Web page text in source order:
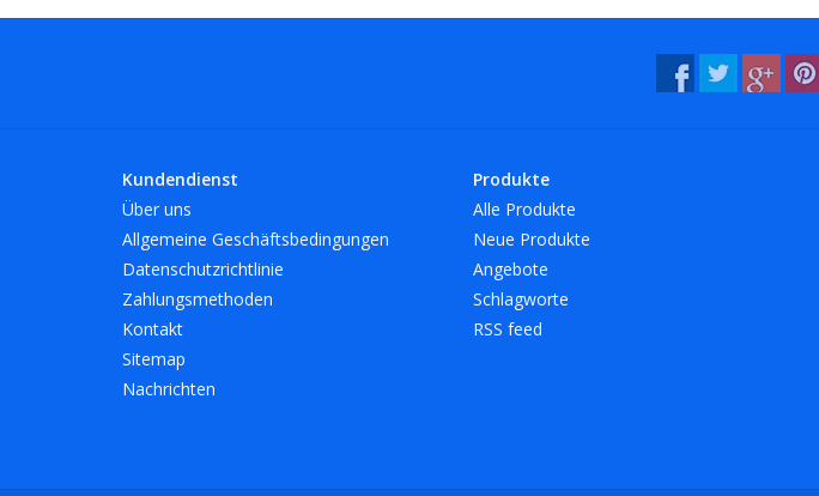
Kundendienst
Über uns
Allgemeine Geschäftsbedingungen
Datenschutzrichtlinie
Zahlungsmethoden
Kontakt
Sitemap
Nachrichten
Produkte
Alle Produkte
Neue Produkte
Angebote
Schlagworte
RSS feed